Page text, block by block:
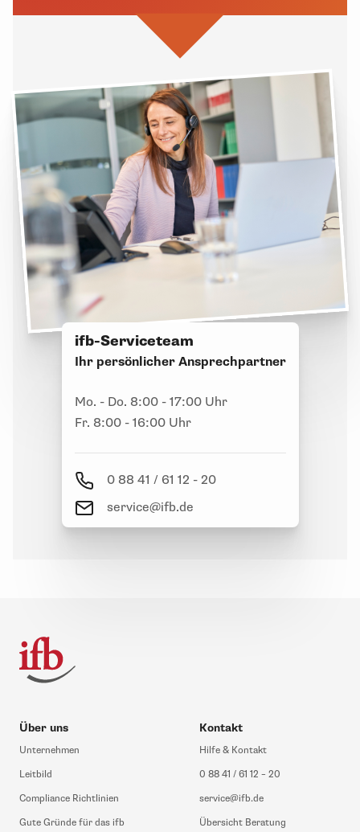
ifb-Serviceteam
Ihr persönlicher Ansprechpartner
Mo. - Do. 8:00 - 17:00 Uhr
Fr. 8:00 - 16:00 Uhr
0 88 41 / 61 12 - 20
service@ifb.de
Über uns
Unternehmen
Leitbild
Compliance Richtlinien
Gute Gründe für das ifb
Kontakt
Hilfe & Kontakt
0 88 41 / 61 12 – 20
service@ifb.de
Übersicht Beratung